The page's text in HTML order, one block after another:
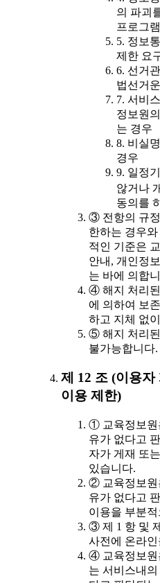
의 파괴
프로그
5. 정보
제한 요
6. 선거
법선거
7. 서비
정보원
는 경우
8. 비실
경우
9. 일정
않거나
동의를
③ 전항의 규정
한하는 경우
적인 기준은
안내, 개인정
는 바에 의합
④ 해지 처리
에 의하여 보
하고 지체 없
⑤ 해지 처리된
불가능합니다.
제 12 조 (이용
이용 제한)
① 교육정보원
유가 없다고
자가 게재 또
있습니다.
② 교육정보원
유가 없다고
이용을 부분
③ 제 1 항 및
사전에 온라
④ 교육정보원
는 서비스내